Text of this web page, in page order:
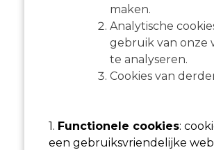
maken.
Analytische
gebruik van onze
te analyseren.
Cookies van
1. Functionele cookies:
een gebruiksvriendelijke